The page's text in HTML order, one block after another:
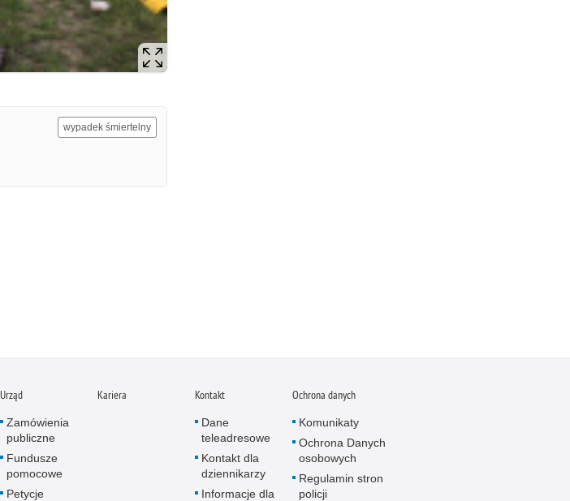
wypadek śmiertelny
Urząd
Zamówienia
publiczne
Fundusze
pomocowe
Petycje
Kariera Kontakt
Dane
teleadresowe
Kontakt dla
dziennikarzy
Informacje dla
Ochrona danych
Komunikaty
Ochrona Danych
osobowych
Regulamin stron
policji